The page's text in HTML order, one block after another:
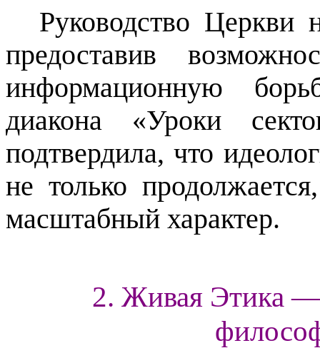
Руководство
предоставив
информационную
диакона «Уроки
подтвердила, что
не только
масштабный характер.
2. Живая Этика —